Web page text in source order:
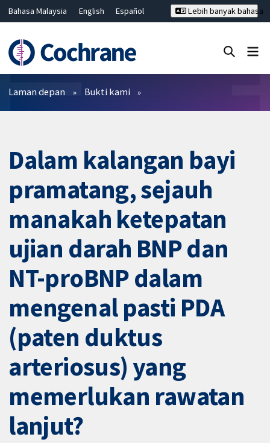
Bahasa Malaysia English
Español
Hrvatski
Deutsch ไทย
繁體中文
简体中文
Lebih banyak bahasa
Penapis
Laman depan Bukti kami
Dalam kalangan bayi
pramatang, sejauh
manakah ketepatan
ujian darah BNP dan
NT-proBNP dalam
mengenal pasti PDA
(paten duktus
arteriosus) yang
memerlukan rawatan
lanjut?